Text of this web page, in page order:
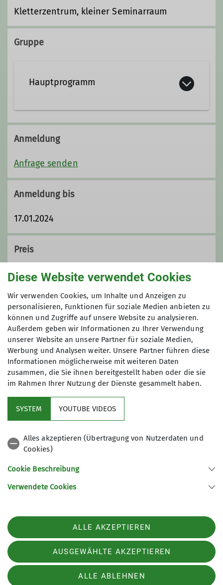
Kletterzentrum, kleiner Seminarraum
Gruppe
Hauptprogramm
Anmeldung
Anfrage senden
Anmeldung bis
17.01.2024
Preis
40,-€
Maximale Teilnehmeranzahl
15
77654 Offenburg
Telefon +497819709190
Datenschutz-Einstellungen
Datenschutz
Diese Website verwendet Cookies
Wir verwenden Cookies, um Inhalte und Anzeigen zu
personalisieren, Funktionen für soziale Medien anbieten zu
können und Zugriffe auf unsere Website zu analysieren.
Außerdem geben wir Informationen zu Ihrer Verwendung
unserer Website an unsere Partner für soziale Medien,
Werbung und Analysen weiter. Unsere Partner führen diese
Informationen möglicherweise mit weiteren Daten
zusammen, die Sie ihnen bereitgestellt haben oder die sie
im Rahmen Ihrer Nutzung der Dienste gesammelt haben.
SYSTEM YOUTUBE VIDEOS
Alles akzeptieren (Übertragung von Nutzerdaten und
Cookies)
Cookie Beschreibung
Verwendete Cookies
ALLE AKZEPTIEREN
AUSGEWÄHLTE AKZEPTIEREN
ALLE ABLEHNEN